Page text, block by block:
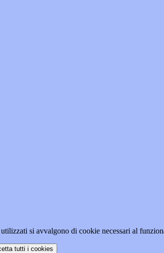
si avvalgono di cookie necessari al
tutti i cookies